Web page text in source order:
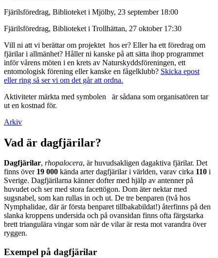
Fjärilsföredrag, Biblioteket i Mjölby, 23 september 18:00
Fjärilsföredrag, Biblioteket i Trollhättan, 27 oktober 17:30
Vill ni att vi berättar om projektet hos er? Eller ha ett föredrag om
fjärilar i allmänhet? Håller ni kanske på att sätta ihop programmet
inför vårens möten i en krets av Naturskyddsföreningen, ett
entomologisk förening eller kanske en fågelklubb? Skicka epost
eller ring så ser vi om det går att ordna.
Aktiviteter märkta med symbolen
är sådana som organisatören tar
ut en kostnad för.
Arkiv
Vad är dagfjärilar?
Dagfjärilar, rhopalocera, är huvudsakligen dagaktiva fjärilar. Det
finns över 19 000 kända arter dagfjärilar i världen, varav cirka 110 i
Sverige. Dagfjärilarna känner dofter med hjälp av antenner på
huvudet och ser med stora facettögon. Dom äter nektar med
sugsnabel, som kan rullas in och ut. De tre benparen (två hos
Nymphalidae, där är första benparet tillbakabildat!) återfinns på den
slanka kroppens undersida och på ovansidan finns ofta färgstarka
brett triangulära vingar som när de vilar är resta mot varandra över
ryggen.
Exempel på dagfjärilar